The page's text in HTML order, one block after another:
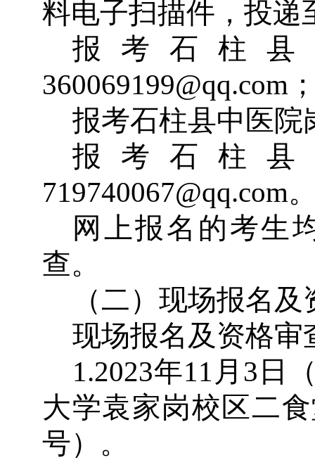
料电子扫描件，投递
报考石柱
360069199@qq.com
报考石柱县中医院
报考石柱
719740067@qq.com
网上报名的考生
查。
（二）现场报名
现场报名及资格审
1.2023年11 月 3 日
大学袁家岗校区二
号）。